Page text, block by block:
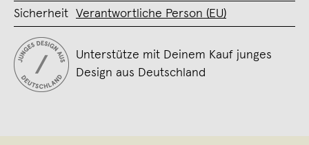
Sicherheit Verantwortliche Person (EU)
Unterstütze mit Deinem Kauf junges
Design aus Deutschland